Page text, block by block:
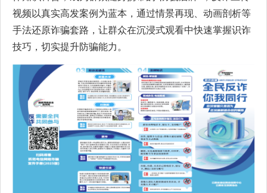
视频以真实高发案例为蓝本，通过情景再现、动画剖析等
手法还原诈骗套路，让群众在沉浸式观看中快速掌握识诈
技巧，切实提升防骗能力。